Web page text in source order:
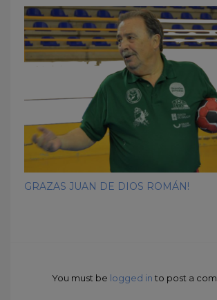
GRAZAS JUAN DE DIOS ROMÁN!
You must be logged in to post a